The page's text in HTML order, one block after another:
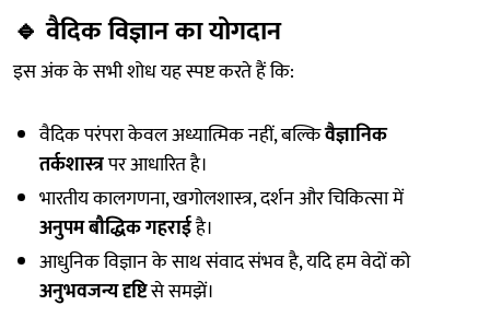
🔹वैदिक विज्ञान का योगदान
इस अंक के सभी शोध यह स्पष्ट करते हैं कि:
वैदिक परंपरा केवल अध्यात्मिक नहीं, बल्किवैज्ञानिक
तर्कशास्त्रपर आधारित है।
भारतीय कालगणना, खगोलशास्त्र, दर्शन और चिकित्सा में
अनुपम बौद्धिक गहराईहै।
आधुनिक विज्ञान के साथ संवाद संभव है, यदि हम वेदों को
अनुभवजन्य दृष्टिसे समझें।